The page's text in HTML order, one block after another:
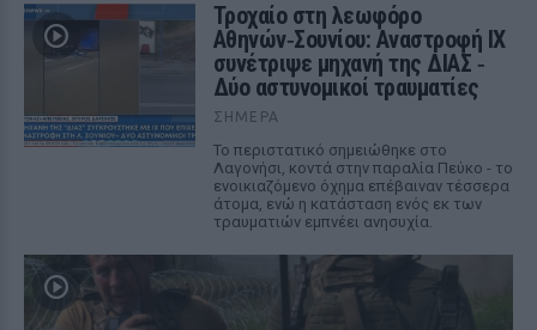
Τροχαίο στη λεωφόρο
Αθηνών‑Σουνίου: Αναστροφή ΙΧ
συνέτριψε μηχανή της ΔΙΑΣ ‑
Δύο αστυνομικοί τραυματίες
ΣΉΜΕΡΑ
Το περιστατικό σημειώθηκε στο
Λαγονήσι, κοντά στην παραλία Πεύκο - το
ενοικιαζόμενο όχημα επέβαιναν τέσσερα
άτομα, ενώ η κατάσταση ενός εκ των
τραυματιών εμπνέει ανησυχία.